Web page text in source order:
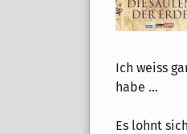
Ich weiss
habe ...
Es lohnt